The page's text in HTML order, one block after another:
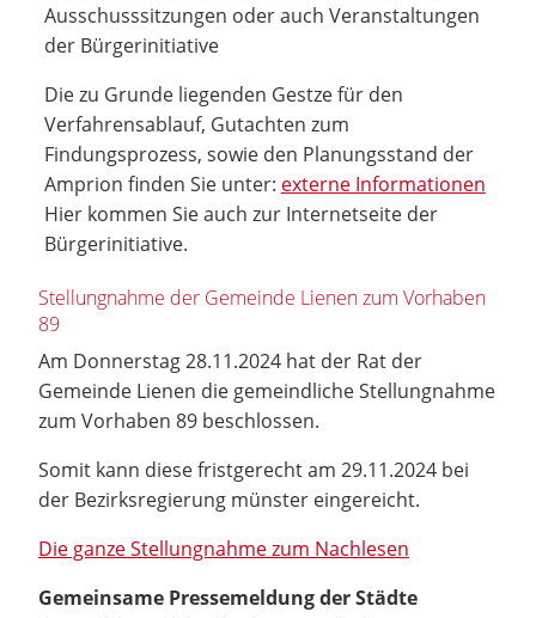
Ausschusssitzungen oder auch Veranstaltungen
der Bürgerinitiative
Die zu Grunde liegenden Gestze für den
Verfahrensablauf, Gutachten zum
Findungsprozess, sowie den Planungsstand der
Amprion finden Sie unter: externe Informationen
Hier kommen Sie auch zur Internetseite der
Bürgerinitiative.
Stellungnahme der Gemeinde Lienen zum Vorhaben
89
Am Donnerstag 28.11.2024 hat der Rat der
Gemeinde Lienen die gemeindliche Stellungnahme
zum Vorhaben 89 beschlossen.
Somit kann diese fristgerecht am 29.11.2024 bei
der Bezirksregierung münster eingereicht.
Die ganze Stellungnahme zum Nachlesen
Gemeinsame Pressemeldung der Städte